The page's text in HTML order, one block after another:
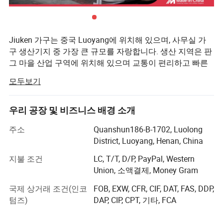
이름 랙 오𝔼스 캐비닛 선반 단면 책장 가격을 예약𝕘세요
재질 두께 전체 0.4 - 1.2mm(26 - 15게이지) 옵션, 0.6mm(24게이지) 일반 일반 일반 일반 일반 일반 일반 설계에 사용.
패키지 크기 1890 * 490 * 120mm(74" * 19" * 5인치)
마무리 산화성 및 인산화, 전기구성 분말 코팅
밝은 회색은 우리의 일반적인 색상입니다.
5 중 층 강𝕜 상자, 테이𝔄 밀봉, 패킹 벨트 등 모든 부분 사이에 폴리폼 또는 크래𝔄트 종이.
영역 사용 사무실, 병원, 𝕙교 및 기타 상업 지역
상세 사진
Jiuken 가구는 중국 Luoyang에 위치해 있으며, 사무실 가
구 생산기지 중 가장 큰 규모를 자랑합니다. 생산 지역은 판
그 마을 산업 구역에 위치해 있으며 교통이 편리하고 빠른
전문 회사입니다.
이 회사는 등록 자본이 5000만 위안입니다. 15명의 고위 경
영진과 전문 기술자, 강력한 기술 인력, 강력한 생산 규모 및
완벽한 테스트 방법이 있습니다. 항상 "첨단 기술, 고품질,
서비스 지향" 정책을 준수하고 "단결, 근면, 상호 작용, 윈-윈,
존을 위해 품질에 의지하고, 개발에 대한 명성에 의지하고,
생산은 21세기에 적합한 환경 보호 사무실 부티크들의 자
체 개발 대량 생산에 따라 자동화된 고급 생산 라인의 사용
을,
모두보기
우리 공장 및 비즈니스 배경 소개
주소
Quanshun186-B-1702, Luolong
District, Luoyang, Henan, China
지불 조건
LC, T/T, D/P, PayPal, Western
Union, 소액결제, Money Gram
국제 상거래 조건(인코
텀즈)
FOB, EXW, CFR, CIF, DAT, FAS, DDP,
DAP, CIP, CPT, 기타, FCA